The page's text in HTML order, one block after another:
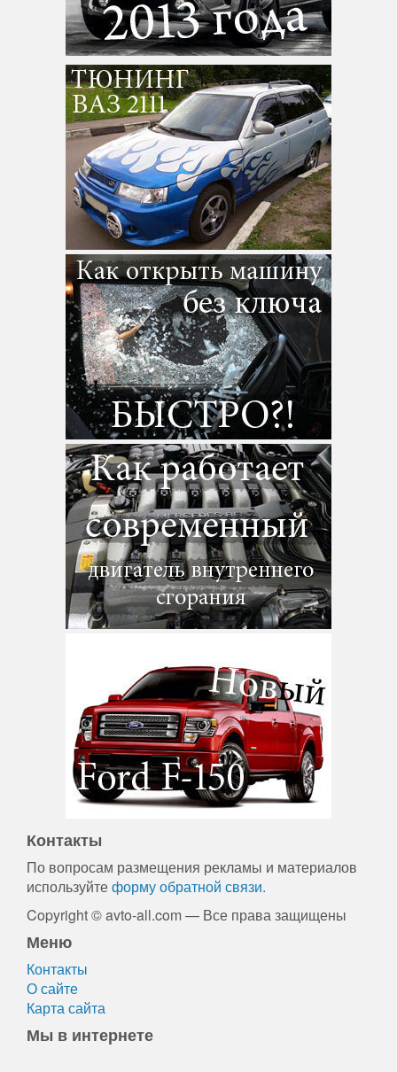
Контакты
По вопросам размещения рекламы и материалов
используйтеформу обратной связи.
Copyright © avto-all.com — Все права защищены
Меню
Контакты
О сайте
Карта сайта
Мы в интернете